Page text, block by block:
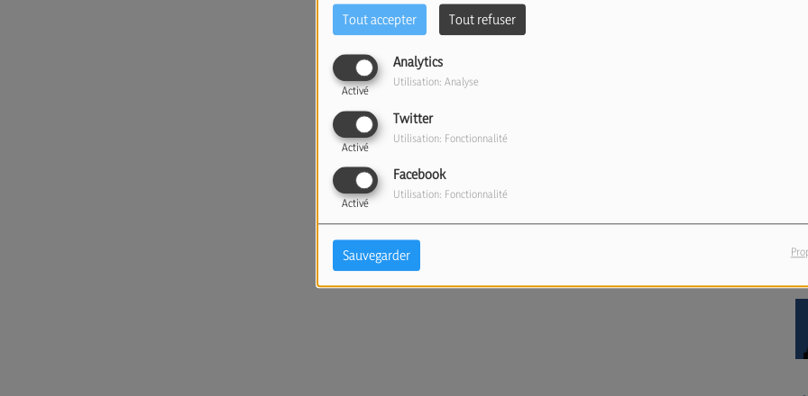
Tout accepter Tout refuser
Analytics
Activé
Utilisation: Analyse
Twitter
Activé
Utilisation: Fonctionnalité
Facebook
Activé
Utilisation: Fonctionnalité
Sauvegarder